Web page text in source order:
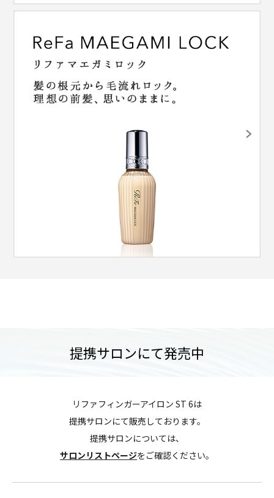
提携サロンにて発売中
リファフィンガーアイロン ST 6は
提携サロンにて販売しております。
提携サロンについては、
サロンリストページをご確認ください。